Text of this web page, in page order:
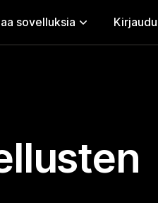
sovelluksia